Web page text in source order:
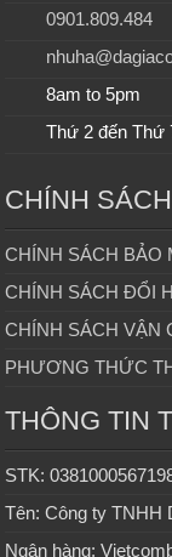
0901.809.484
8am to 5pm
Thứ 2 đến Thứ
CHÍNH SÁCH
CHÍNH SÁCH BẢO
CHÍNH SÁCH ĐỔI
CHÍNH SÁCH VẬN
PHƯƠNG THỨC
THÔNG TIN
STK:
Tên: Công ty TNHH
Ngân hàng: